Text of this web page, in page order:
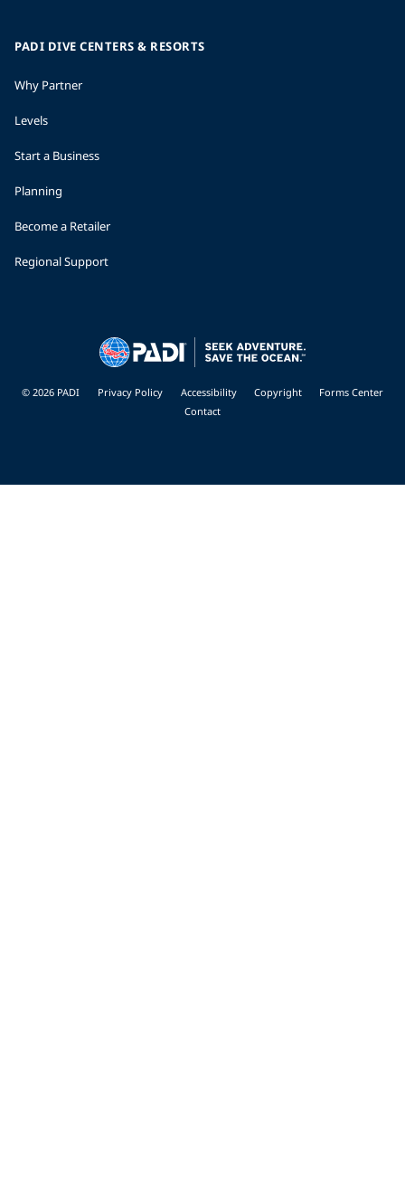
PADI DIVE CENTERS & RESORTS
Why Partner
Levels
Start a Business
Planning
Become a Retailer
Regional Support
© 2026 PADI Privacy Policy Accessibility Copyright
Forms Center
Contact